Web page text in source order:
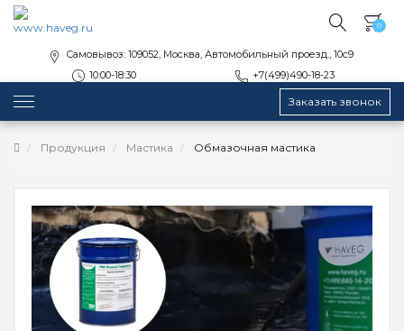
0
Самовывоз: 109052, Москва, Автомобильный проезд., 10с9
10:00-18:30
+7(499)490-18-23
Заказать звонок
Продукция Мастика Обмазочная мастика